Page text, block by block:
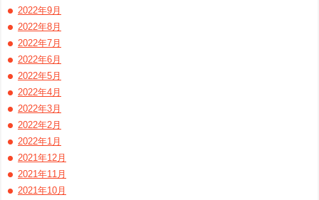
2022年9月
2022年8月
2022年7月
2022年6月
2022年5月
2022年4月
2022年3月
2022年2月
2022年1月
2021年12月
2021年11月
2021年10月